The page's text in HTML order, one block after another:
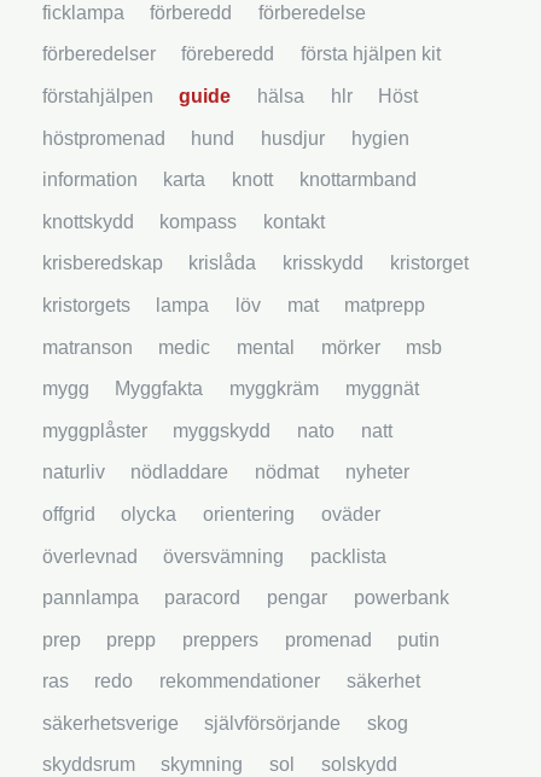
ficklampa förberedd förberedelse
förberedelser föreberedd första hjälpen kit
förstahjälpen guide hälsa hlr Höst
höstpromenad hund husdjur hygien
information karta knott knottarmband
knottskydd kompass kontakt
krisberedskap krislåda krisskydd kristorget
kristorgets lampa löv mat matprepp
matranson medic mental mörker msb
mygg Myggfakta myggkräm myggnät
myggplåster myggskydd nato natt
naturliv nödladdare nödmat nyheter
offgrid olycka orientering oväder
överlevnad översvämning packlista
pannlampa paracord pengar powerbank
prep prepp preppers promenad putin
ras redo rekommendationer säkerhet
säkerhetsverige självförsörjande skog
skyddsrum skymning sol solskydd